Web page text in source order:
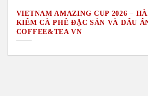
VIETNAM AMAZING CUP 2026 –
KIẾM CÀ PHÊ ĐẶC SẢN VÀ DẤU
COFFEE&TEA VN